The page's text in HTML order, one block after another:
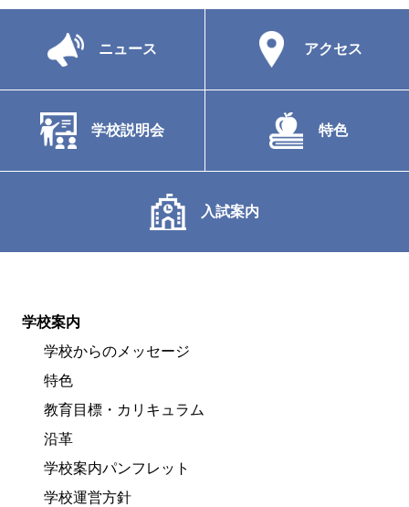
ニュース アクセス
学校説明会 特色
入試案内
学校案内
学校からのメッセージ
特色
教育目標・カリキュラム
沿革
学校案内パンフレット
学校運営方針